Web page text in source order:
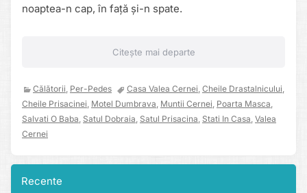
noaptea-n cap, în față și-n spate.
Citește mai departe
Călătorii Per-Pedes Casa Valea Cernei Cheile Drastalnicului
Cheile Prisacinei Motel Dumbrava Muntii Cernei Poarta Masca
Salvati O Baba Satul Dobraia Satul Prisacina Stati In Casa Valea
Cernei
Recente